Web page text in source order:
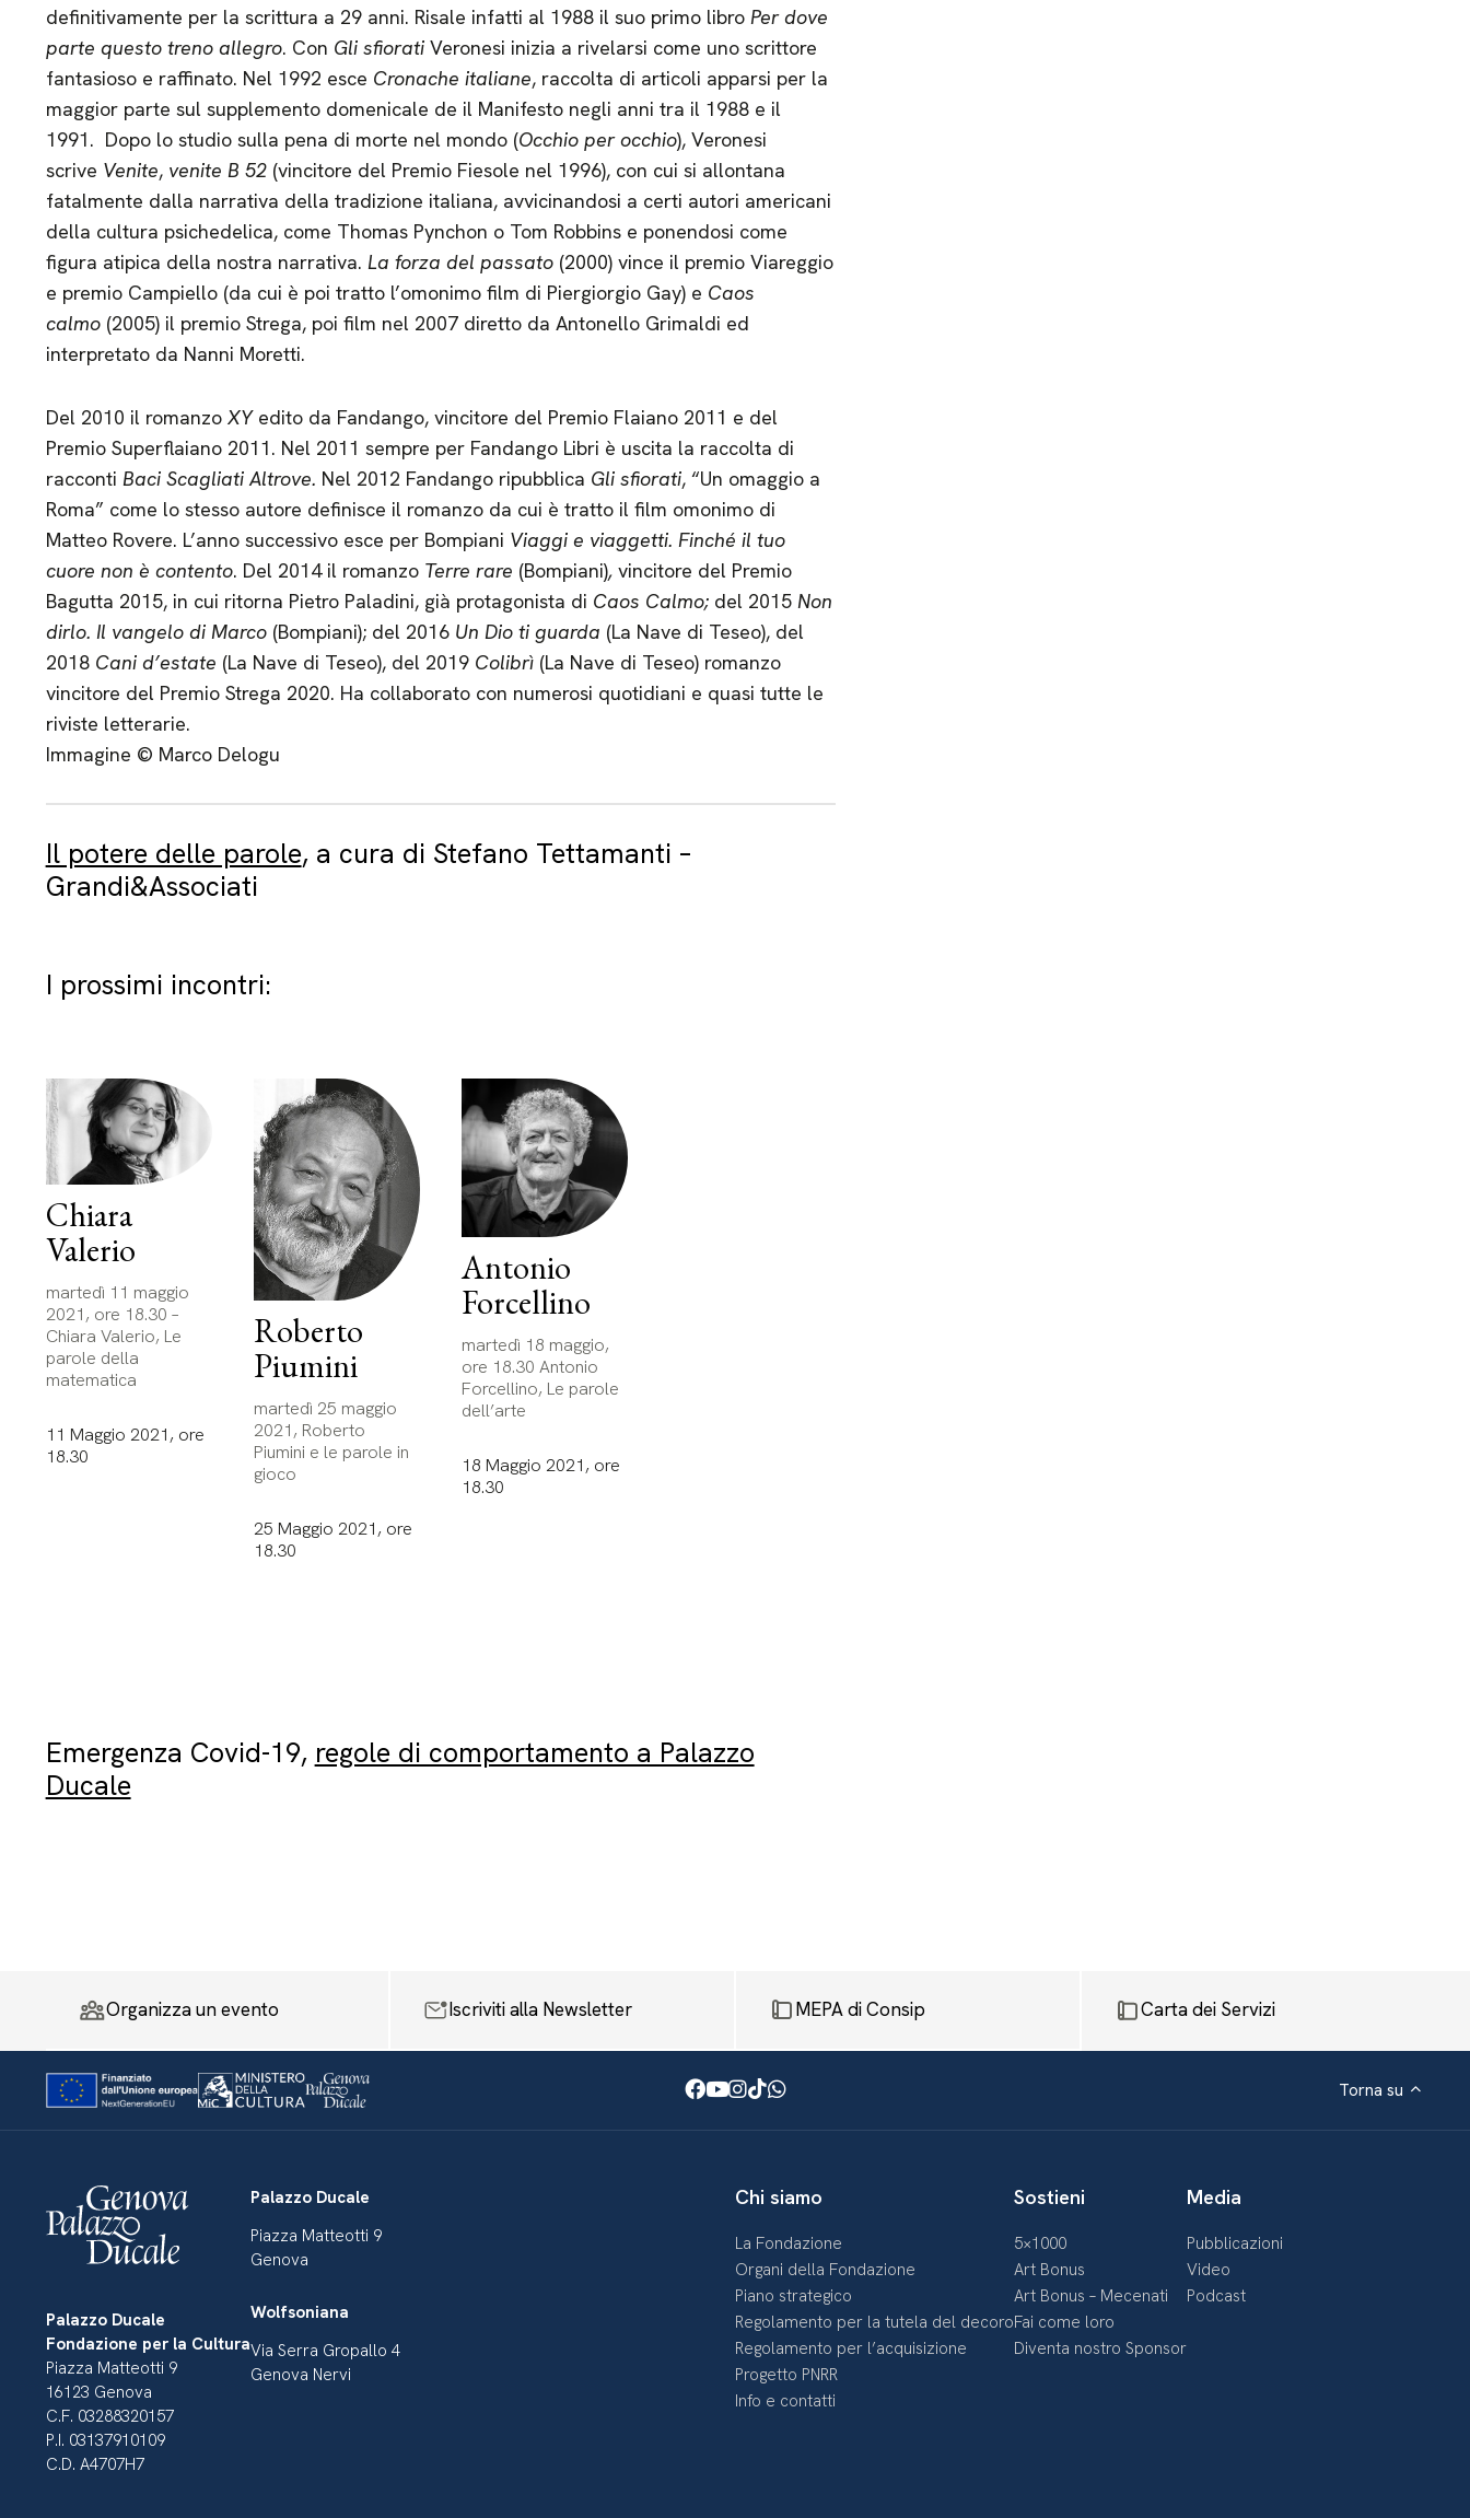
definitivamente per la scrittura a 29 anni. Risale infatti al 1988 il suo primo libro Per dove
parte questo treno allegro. Con Gli sfioratiVeronesi inizia a rivelarsi come uno scrittore
fantasioso e raffinato. Nel 1992 esce Cronache italiane, raccolta di articoli apparsi per la
maggior parte sul supplemento domenicale de il Manifesto negli anni tra il 1988 e il
1991. Dopo lo studio sulla pena di morte nel mondo (Occhio per occhio), Veronesi
scrive Venite,venite B 52(vincitore del Premio Fiesole nel 1996), con cui si allontana
fatalmente dalla narrativa della tradizione italiana, avvicinandosi a certi autori americani
della cultura psichedelica, come Thomas Pynchon o Tom Robbins e ponendosi come
figura atipica della nostra narrativa. La forza del passato(2000) vince il premio Viareggio
e premio Campiello (da cui è poi tratto l’omonimo film di Piergiorgio Gay) e Caos
calmo(2005) il premio Strega, poi film nel 2007 diretto da Antonello Grimaldi ed
interpretato da Nanni Moretti.
Del 2010 il romanzo XYedito da Fandango, vincitore del Premio Flaiano 2011 e del
Premio Superflaiano 2011. Nel 2011 sempre per Fandango Libri è uscita la raccolta di
racconti Baci Scagliati Altrove. Nel 2012 Fandango ripubblica Gli sfiorati, “Un omaggio a
Roma” come lo stesso autore definisce il romanzo da cui è tratto il film omonimo di
Matteo Rovere. L’anno successivo esce per Bompiani Viaggi e viaggetti. Finché il tuo
cuore non è contento. Del 2014 il romanzoTerre rare (Bompiani),vincitore del Premio
Bagutta 2015, in cui ritorna Pietro Paladini, già protagonista di Caos Calmo;del 2015 Non
dirlo. Il vangelo di Marco (Bompiani); del 2016 Un Dio ti guarda (La Nave di Teseo), del
2018 Cani d’estate (La Nave di Teseo), del 2019 Colibrì(La Nave di Teseo) romanzo
vincitore del Premio Strega 2020. Ha collaborato con numerosi quotidiani e quasi tutte le
riviste letterarie.
Immagine © Marco Delogu
Il potere delle parole, a cura di Stefano Tettamanti –
Grandi&Associati
I prossimi incontri:
Chiara
Valerio
martedì 11 maggio
2021, ore 18.30 –
Chiara Valerio, Le
parole della
matematica
11 Maggio 2021, ore
18.30
Roberto
Piumini
martedì 25 maggio
2021, Roberto
Piumini e le parole in
gioco
25 Maggio 2021, ore
18.30
Antonio
Forcellino
martedì 18 maggio,
ore 18.30 Antonio
Forcellino, Le parole
dell’arte
18 Maggio 2021, ore
18.30
Emergenza Covid-19, regole di comportamento a Palazzo
Ducale
Organizza un evento Iscriviti alla Newsletter MEPA di Consip Carta dei Servizi
Facebook
Youtube
Instagram
TikTok
WhatsApp Torna su
Palazzo Ducale
Fondazione per la Cultura
Piazza Matteotti 9
16123 Genova
C.F. 03288320157
P.I. 03137910109
C.D. A4707H7
Palazzo Ducale
Piazza Matteotti 9
Genova
Wolfsoniana
Via Serra Gropallo 4
Genova Nervi
Chi siamo
La Fondazione
Organi della Fondazione
Piano strategico
Regolamento per la tutela del decoro
Regolamento per l’acquisizione
Progetto PNRR
Info e contatti
Sostieni
5×1000
Art Bonus
Art Bonus – Mecenati
Fai come loro
Diventa nostro Sponsor
Media
Pubblicazioni
Video
Podcast